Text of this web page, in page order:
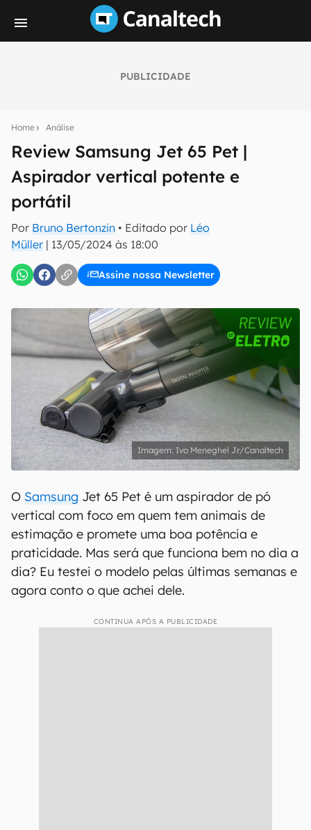
PUBLICIDADE
Home Análise
Review Samsung Jet 65 Pet |
Aspirador vertical potente e
portátil
Por Bruno Bertonzin • Editado por Léo
Müller | 13/05/2024 às 18:00
Assine nossa Newsletter
notícias e reviews sobre tecnologia em primeira
mão.
E-mail
inscreva-se
Confirmo que li, aceito e concordo com os Termos de
Uso e Política de Privacidade do Canaltech.
Ivo Meneghel Jr/Canaltech
O Samsung Jet 65 Pet é um aspirador de pó
vertical com foco em quem tem animais de
estimação e promete uma boa potência e
praticidade. Mas será que funciona bem no dia a
dia? Eu testei o modelo pelas últimas semanas e
agora conto o que achei dele.
CONTINUA APÓS A PUBLICIDADE